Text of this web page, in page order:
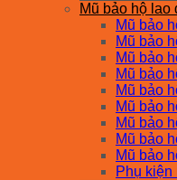
Mũ bảo hộ lao
Mũ bảo
Mũ bảo
Mũ bảo
Mũ bảo
Mũ bảo
Mũ bảo
Mũ bảo
Mũ bảo
Mũ bảo
Phụ kiện